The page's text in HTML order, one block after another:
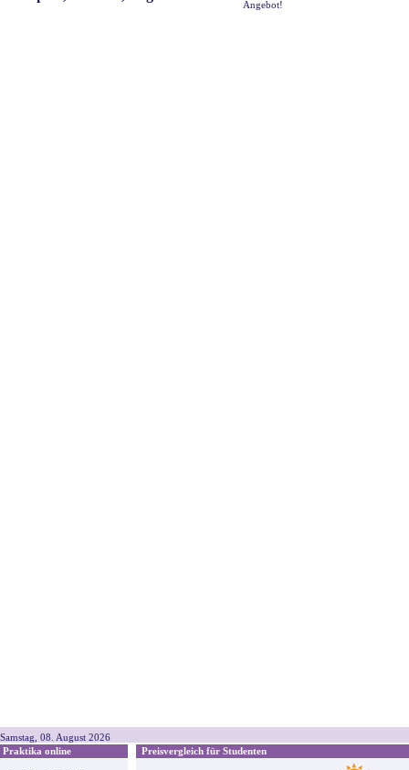
Angebot!
Samstag, 08. August 2026
Praktika online
Preisvergleich für Studenten